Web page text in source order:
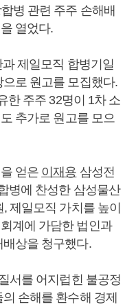
병 관련 주주 손해배
열었다.
제일모직 합병기일
로 원고를 모집했다.
한 주주 32명이 1차 소
추가로 원고를 모으
얻은 이재용 삼성전
병에 찬성한 삼성물산
제일모직 가치를 높이
계에 가담한 법인과
상을 청구했다.
서를 어지럽힌 불공정
손해를 환수해 경제